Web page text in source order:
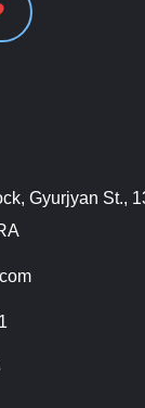
Gyurjyan St.,